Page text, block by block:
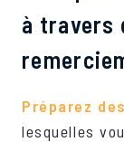
à travers
Préparez
lesquelles